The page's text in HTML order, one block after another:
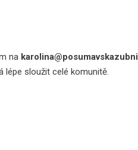
na
lépe sloužit celé komunitě.